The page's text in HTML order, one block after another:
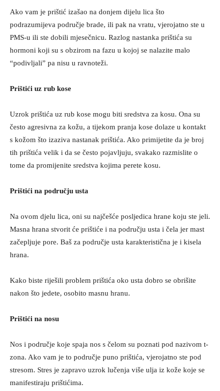
Ako vam je prištić izašao na donjem dijelu lica što
podrazumijeva područje brade, ili pak na vratu, vjerojatno ste u
PMS-u ili ste dobili mjesečnicu. Razlog nastanka prištića su
hormoni koji su s obzirom na fazu u kojoj se nalazite malo
“podivljali” pa nisu u ravnoteži.
Prištići uz rub kose
Uzrok prištića uz rub kose mogu biti sredstva za kosu. Ona su
često agresivna za kožu, a tijekom pranja kose dolaze u kontakt
s kožom što izaziva nastanak prištića. Ako primijetite da je broj
tih prištića velik i da se često pojavljuju, svakako razmislite o
tome da promijenite sredstva kojima perete kosu.
Prištići na području usta
Na ovom djelu lica, oni su najčešće posljedica hrane koju ste jeli.
Masna hrana stvorit će prištiće i na području usta i čela jer mast
začepljuje pore. Baš za područje usta karakteristična je i kisela
hrana.
Kako biste riješili problem prištića oko usta dobro se obrišite
nakon što jedete, osobito masnu hranu.
Prištići na nosu
Nos i područje koje spaja nos s čelom su poznati pod nazivom t-
zona. Ako vam je to područje puno prištića, vjerojatno ste pod
stresom. Stres je zapravo uzrok lučenja više ulja iz kože koje se
manifestiraju prištićima.